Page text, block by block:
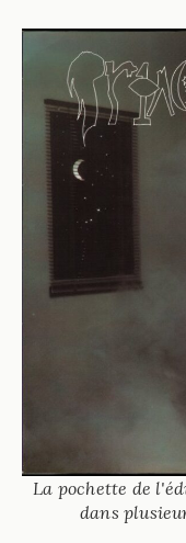
La pochette de
dans